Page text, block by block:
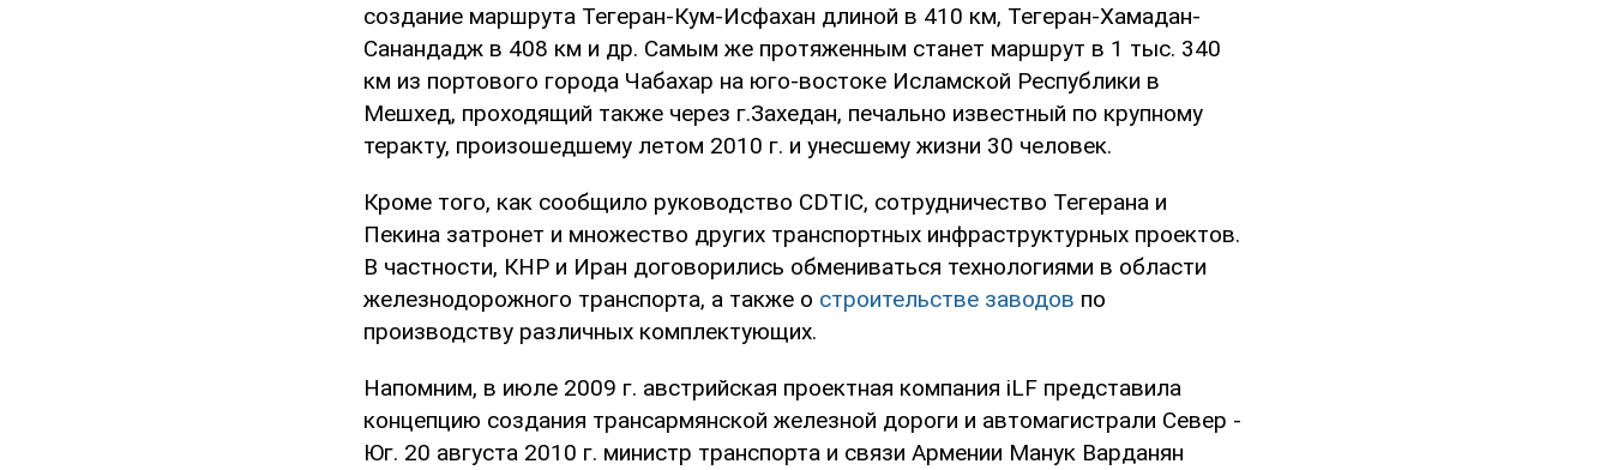
создание маршрута Тегеран-Кум-Исфахан длиной в 410 км, Тегеран-Хамадан-
Санандадж в 408 км и др. Самым же протяженным станет маршрут в 1 тыс. 340
км из портового города Чабахар на юго-востоке Исламской Республики в
Мешхед, проходящий также через г.Захедан, печально известный по крупному
теракту, произошедшему летом 2010 г. и унесшему жизни 30 человек.
Кроме того, как сообщило руководство CDTIC, сотрудничество Тегерана и
Пекина затронет и множество других транспортных инфраструктурных проектов.
В частности, КНР и Иран договорились обмениваться технологиями в области
железнодорожного транспорта, а также о строительстве заводов по
производству различных комплектующих.
Напомним, в июле 2009 г. австрийская проектная компания iLF представила
концепцию создания трансармянской железной дороги и автомагистрали Север -
Юг. 20 августа 2010 г. министр транспорта и связи Армении Манук Варданян